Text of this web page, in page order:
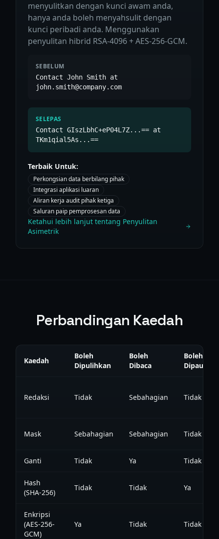
menyulitkan dengan kunci awam anda,
hanya anda boleh menyahsulit dengan
kunci peribadi anda. Menggunakan
penyulitan hibrid RSA-4096 + AES-256-GCM.
SEBELUM
Contact John Smith at
john.smith@company.com
SELEPAS
Contact GIszLbhC+eP04L7Z...== at
TKm1qial5As...==
Terbaik Untuk:
Perkongsian data berbilang pihak
Integrasi aplikasi luaran
Aliran kerja audit pihak ketiga
Saluran paip pemprosesan data
Ketahui lebih lanjut tentang Penyulitan
Asimetrik
Perbandingan Kaedah
Kaedah
Boleh
Dipulihkan
Boleh
Dibaca
Boleh
Dipautkan
Redaksi Tidak Sebahagian Tidak
Mask Sebahagian Sebahagian Tidak
Ganti Tidak Ya Tidak
Hash
(SHA-256)
Tidak Tidak Ya
Enkripsi
(AES-256-
GCM)
Ya Tidak Tidak